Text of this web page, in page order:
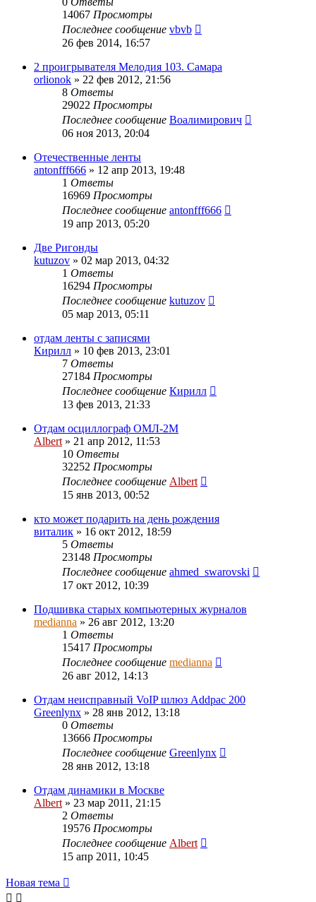
14067 Просмотры
Последнее сообщение vbvb
26 фев 2014, 16:57
2 проигрывателя Мелодия 103. Самара
orlionok » 22 фев 2012, 21:56
8 Ответы
29022 Просмотры
Последнее сообщение Воалимирович
06 ноя 2013, 20:04
Отечественные ленты
antonfff666 » 12 апр 2013, 19:48
1 Ответы
16969 Просмотры
Последнее сообщение antonfff666
19 апр 2013, 05:20
Две Ригонды
kutuzov » 02 мар 2013, 04:32
1 Ответы
16294 Просмотры
Последнее сообщение kutuzov
05 мар 2013, 05:11
отдам ленты с записями
Кирилл » 10 фев 2013, 23:01
7 Ответы
27184 Просмотры
Последнее сообщение Кирилл
13 фев 2013, 21:33
Отдам осциллограф ОМЛ-2М
Albert » 21 апр 2012, 11:53
10 Ответы
32252 Просмотры
Последнее сообщение Albert
15 янв 2013, 00:52
кто может подарить на день рождения
виталик » 16 окт 2012, 18:59
5 Ответы
23148 Просмотры
Последнее сообщение ahmed_swarovski
17 окт 2012, 10:39
Подшивка старых компьютерных журналов
medianna » 26 авг 2012, 13:20
1 Ответы
15417 Просмотры
Последнее сообщение medianna
26 авг 2012, 14:13
Отдам неисправный VoIP шлюз Addpac 200
Greenlynx » 28 янв 2012, 13:18
0 Ответы
13666 Просмотры
Последнее сообщение Greenlynx
28 янв 2012, 13:18
Отдам динамики в Москве
Albert » 23 мар 2011, 21:15
2 Ответы
19576 Просмотры
Последнее сообщение Albert
15 апр 2011, 10:45
Новая тема